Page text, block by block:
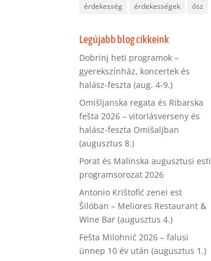
érdekesség
érdekességek ősz
Legújabb blog cikkeink
Dobrinj heti programok –
gyerekszínház, koncertek és
halász-feszta (aug. 4-9.)
Omišljanska regata és Ribarska
fešta 2026 – vitorlásverseny és
halász-feszta Omišaljban
(augusztus 8.)
Porat és Malinska augusztusi esti
programsorozat 2026
Antonio Krištofić zenei est
Šilóban – Meliores Restaurant &
Wine Bar (augusztus 4.)
Fešta Milohnić 2026 – falusi
ünnep 10 év után (augusztus 1.)